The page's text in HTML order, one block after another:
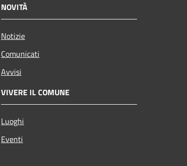
NOVITÀ
Notizie
Comunicati
Avvisi
VIVERE IL COMUNE
Luoghi
Eventi